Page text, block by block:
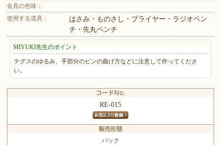
金具の色味：
使用する道具：
はさみ・ものさし・プライヤー・ラジオペン
チ・先丸ペンチ
MIYUKI先生のポイント
テグスのゆるみ、手部分のピンの曲げ方などに注意して作ってくださ
い。
RE-015
パック